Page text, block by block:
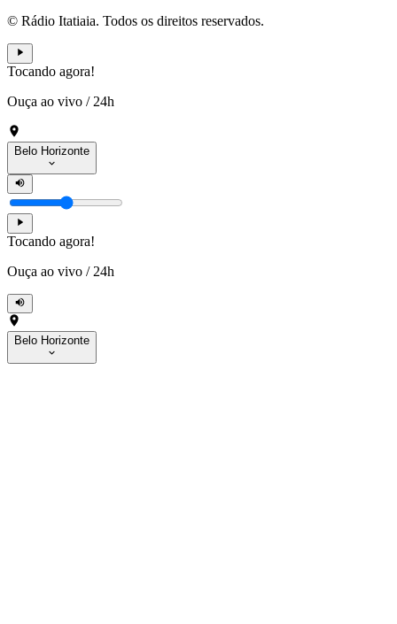
© Rádio Itatiaia. Todos os direitos reservados.
Tocando agora!
Ouça ao vivo / 24h
Belo Horizonte
Tocando agora!
Ouça ao vivo / 24h
Belo Horizonte